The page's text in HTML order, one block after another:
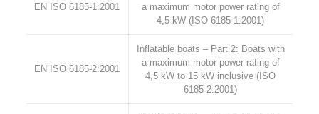
EN ISO 6185-1:2001
a maximum motor power rating of
4,5 kW (ISO 6185-1:2001)
EN ISO 6185-2:2001
Inflatable boats – Part 2: Boats with
a maximum motor power rating of
4,5 kW to 15 kW inclusive (ISO
6185-2:2001)